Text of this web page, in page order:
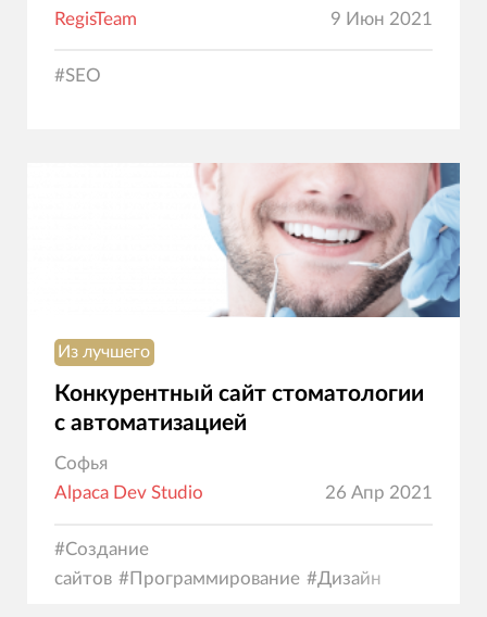
RegisTeam
9 Июн 2021
#SEO
Из лучшего
Конкурентный сайт стоматологии
с автоматизацией
Софья
Alpaca Dev Studio
26 Апр 2021
#Создание
сайтов #Программирование #Дизайн